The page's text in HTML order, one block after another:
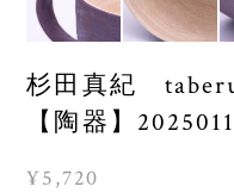
杉田真紀
【陶器】
¥5,720